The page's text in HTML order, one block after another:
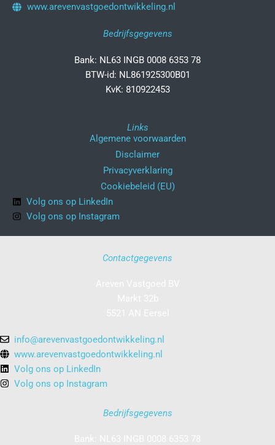
www.arevenvastgoedontwikkeling.nl
Bedrijfsgegevens
Bank: NL63 INGB 0008 6353 78
BTW-id: NL861925300B01
KvK: 810922453
Links
Algemene voorwaarden
Disclaimer
Privacyverklaring
Cookiebeleid (EU)
Volg ons op LinkedIn
Volg ons op Instagram
Contactgegevens
info@arevenvastgoedontwikkeling.nl
www.arevenvastgoedontwikkeling.nl
Volg ons op LinkedIn
Volg ons op Instagram
Bedrijfsgegevens